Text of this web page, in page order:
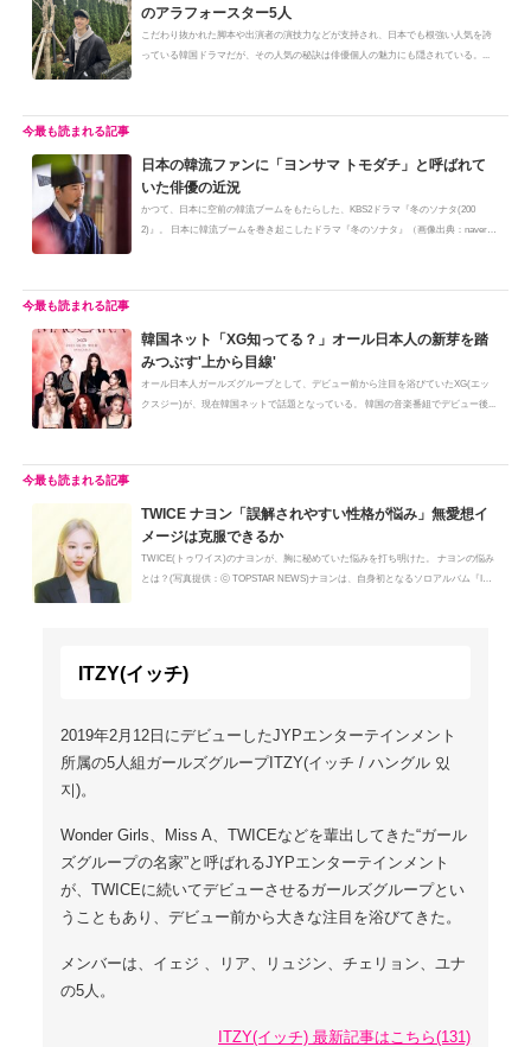
のアラフォースター5人
こだわり抜かれた脚本や出演者の演技力などが支持され、日本でも根強い人気を誇
っている韓国ドラマだが、その人気の秘訣は俳優個人の魅力にも隠されている。...
日本の韓流ファンに「ヨンサマ トモダチ」と呼ばれて
いた俳優の近況
かつて、日本に空前の韓流ブームをもたらした、KBS2ドラマ『冬のソナタ(200
2)』。 日本に韓流ブームを巻き起こしたドラマ『冬のソナタ』（画像出典：naver d
韓国ネット「XG知ってる？」オール日本人の新芽を踏
みつぶす'上から目線'
オール日本人ガールズグループとして、デビュー前から注目を浴びていたXG(エッ
クスジー)が、現在韓国ネットで話題となっている。 韓国の音楽番組でデビュー後...
TWICE ナヨン「誤解されやすい性格が悩み」無愛想イ
メージは克服できるか
TWICE(トゥワイス)のナヨンが、胸に秘めていた悩みを打ち明けた。 ナヨンの悩み
とは？(写真提供：ⓒ TOPSTAR NEWS)ナヨンは、自身初となるソロアルバム『IM
ITZY(イッチ)
2019年2月12日にデビューしたJYPエンターテインメント
所属の5人組ガールズグループITZY(イッチ / ハングル 있
지)。
Wonder Girls、Miss A、TWICEなどを輩出してきた“ガール
ズグループの名家”と呼ばれるJYPエンターテインメント
が、TWICEに続いてデビューさせるガールズグループとい
うこともあり、デビュー前から大きな注目を浴びてきた。
メンバーは、イェジ 、リア、リュジン、チェリョン、ユナ
の5人。
ITZY(イッチ) 最新記事はこちら(131)